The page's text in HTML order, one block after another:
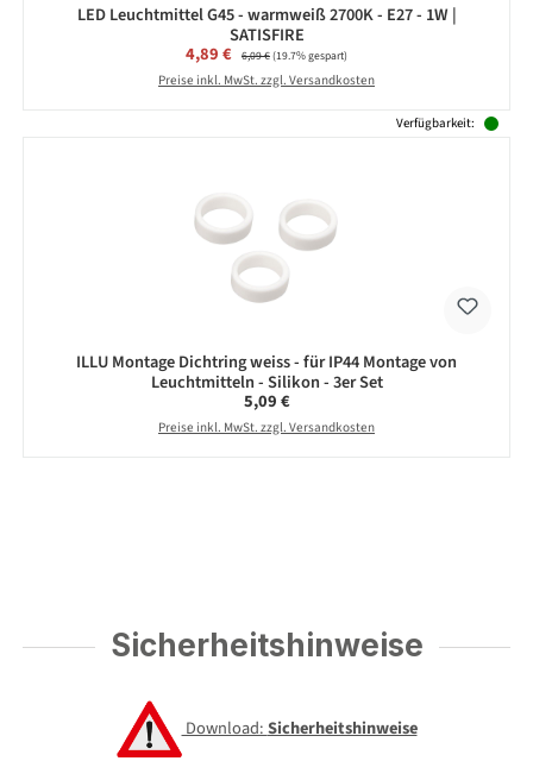
LED Leuchtmittel G45 - warmweiß 2700K - E27 - 1W |
SATISFIRE
Verkaufspreis:
4,89 € Regulärer Preis:
6,09 €(19.7% gespart)
Preise inkl. MwSt. zzgl. Versandkosten
Verfügbarkeit:
ILLU Montage Dichtring weiss - für IP44 Montage von
Leuchtmitteln - Silikon - 3er Set
Regulärer Preis:
5,09 €
Preise inkl. MwSt. zzgl. Versandkosten
Sicherheitshinweise
Download:Sicherheitshinweise